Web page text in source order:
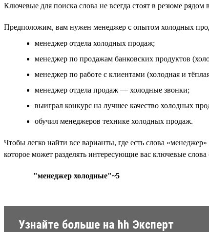
Ключевые для поиска слова не всегда стоят в резюме
Предположим, вам нужен менеджер с опытом холодных
менеджер отдела холодных продаж;
менеджер по продажам банковских продуктов
менеджер по работе с клиентами (холодная и
менеджер отдела продаж — холодные звонки;
выиграл конкурс на лучшее качество холодных
обучил менеджеров технике холодных продаж.
Чтобы легко найти все варианты, где есть слова
которое может разделять интересующие вас ключевые
"менеджер холодные"~5
Узнайте больше на hh Эксперт